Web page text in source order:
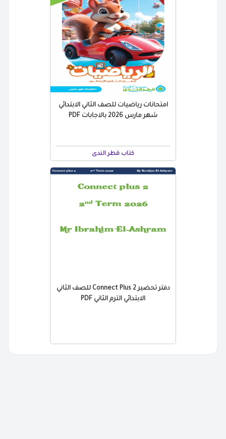
امتحانات رياضيات للصف الثاني الابتدائي
شهر مارس 2026 بالاجابات PDF
كتاب قطر الندى
دفتر تحضير Connect Plus 2 للصف الثاني
الابتدائي الترم الثاني PDF